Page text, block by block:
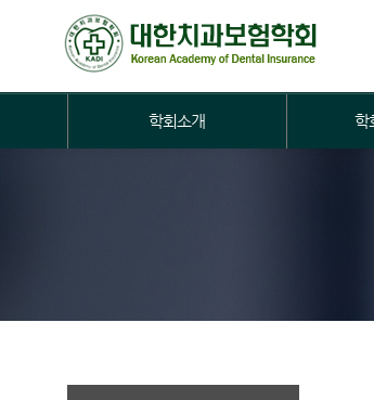
학회소개 학